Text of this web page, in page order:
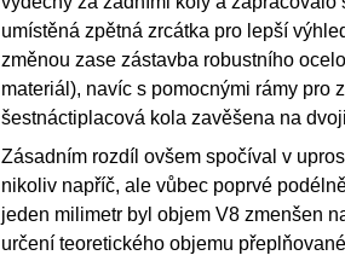
umístěná zpětná zrcátka pro lepší
změnou zase zástavba robustního
materiál), navíc s pomocnými rámy pro
šestnáctiplacová kola zavěšena na
Zásadním rozdíl ovšem spočíval v
nikoliv napříč, ale vůbec poprvé
jeden milimetr byl objem V8 zmenšen
určení teoretického objemu